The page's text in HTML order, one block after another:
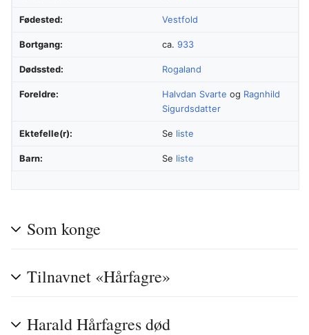
Fødested: Vestfold
Bortgang: ca. 933
Dødssted: Rogaland
Foreldre: Halvdan Svarte og Ragnhild
Sigurdsdatter
Ektefelle(r): Se liste
Barn: Se liste
Som konge
Tilnavnet «Hårfagre»
Harald Hårfagres død